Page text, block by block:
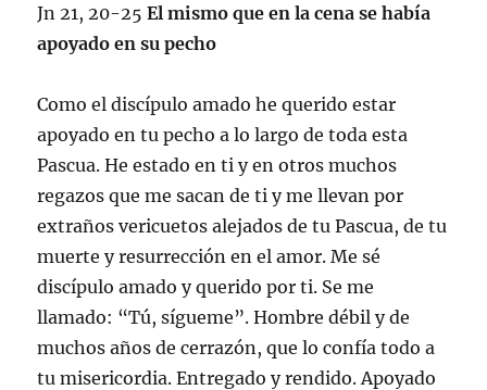
Jn 21, 20-25El mismo que en la cena se había
apoyado en su pecho
Como el discípulo amado he querido estar
apoyado en tu pecho a lo largo de toda esta
Pascua. He estado en ti y en otros muchos
regazos que me sacan de ti y me llevan por
extraños vericuetos alejados de tu Pascua, de tu
muerte y resurrección en el amor. Me sé
discípulo amado y querido por ti. Se me
llamado: “Tú, sígueme”. Hombre débil y de
muchos años de cerrazón, que lo confía todo a
tu misericordia. Entregado y rendido. Apoyado